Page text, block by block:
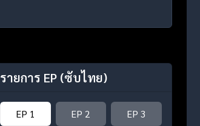
รายการ EP (ซับไทย)
EP 1 EP 2 EP 3